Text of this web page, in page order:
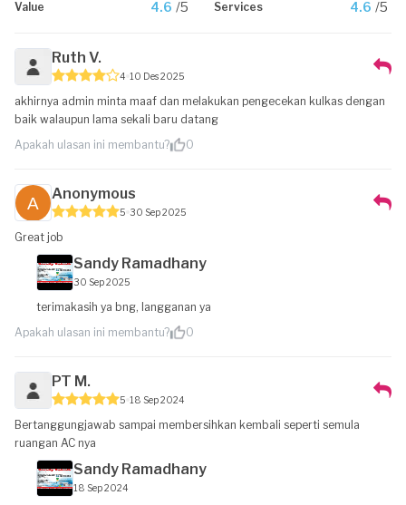
Value 4.6 /5 Services 4.6 /5
Ruth V.
4 10 Des 2025
akhirnya admin minta maaf dan melakukan pengecekan kulkas dengan
baik walaupun lama sekali baru datang
Apakah ulasan ini membantu?
0
Anonymous
5 30 Sep 2025
Great job
Sandy Ramadhany
30 Sep 2025
terimakasih ya bng, langganan ya
Apakah ulasan ini membantu?
0
PT M.
5 18 Sep 2024
Bertanggungjawab sampai membersihkan kembali seperti semula
ruangan AC nya
Sandy Ramadhany
18 Sep 2024